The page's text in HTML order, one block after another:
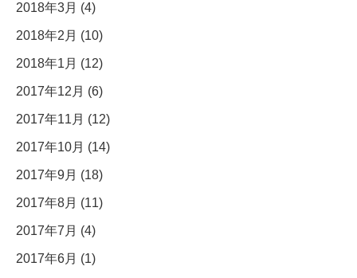
2018年3月 (4)
2018年2月 (10)
2018年1月 (12)
2017年12月 (6)
2017年11月 (12)
2017年10月 (14)
2017年9月 (18)
2017年8月 (11)
2017年7月 (4)
2017年6月 (1)